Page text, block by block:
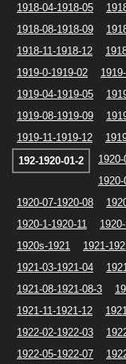
1918-04-1918-05
1918-08-1918-09
1918-11-1918-12
1919-0-1919-02
1919-04-1919-05
1919-08-1919-09
1919-11-1919-12
192-1920-01-2
1920-07-1920-08
1920-1-1920-11
1920s-1921
1921-
1921-03-1921-04
1921-08-1921-08-3
1921-11-1921-12
1922-02-1922-03
1922-05-1922-07